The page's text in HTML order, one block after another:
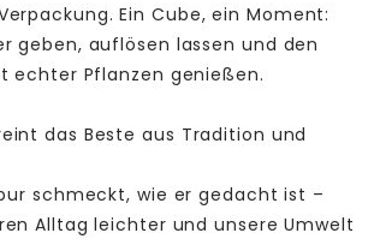
Ein Cube, ein Moment:
geben, auflösen lassen und den
echter Pflanzen genießen.
das Beste aus Tradition und
schmeckt, wie er gedacht ist –
Alltag leichter und unsere Umwelt